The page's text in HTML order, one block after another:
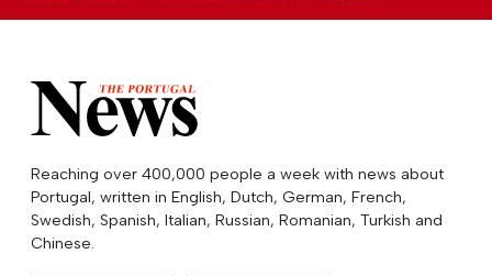
Reaching over 400,000 people a week with news about
Portugal, written in English, Dutch, German, French,
Swedish, Spanish, Italian, Russian, Romanian, Turkish and
Chinese.